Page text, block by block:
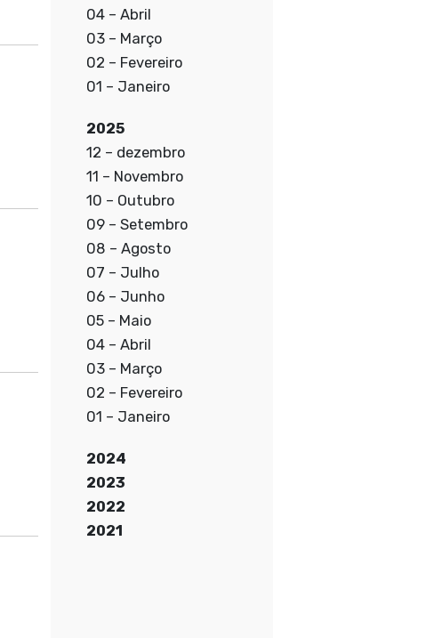
04 – Abril
03 – Março
02 – Fevereiro
01 – Janeiro
2025
12 – dezembro
11 – Novembro
10 – Outubro
09 – Setembro
08 – Agosto
07 – Julho
06 – Junho
05 – Maio
04 – Abril
03 – Março
02 – Fevereiro
01 – Janeiro
2024
2023
2022
2021